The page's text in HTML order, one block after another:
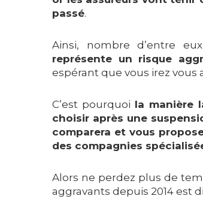
passé.
Ainsi, nombre d’entre
représente un risque
espérant que vous irez vous
C’est pourquoi la manière
choisir après une
comparera et vous
des compagnies
Alors ne perdez plus de
aggravants depuis 2014 est